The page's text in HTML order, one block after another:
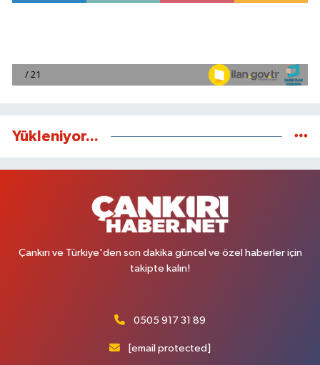
Yükleniyor...
Çankırı ve Türkiye'den son dakika güncel ve özel haberler için
takipte kalın!
0505 917 31 89
[email protected]